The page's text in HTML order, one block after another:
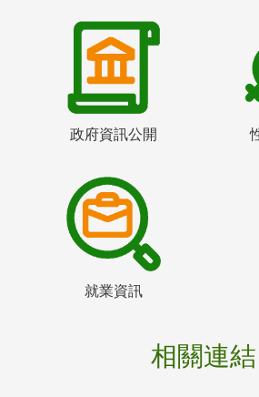
政府資訊公開
就業資訊
相關連結